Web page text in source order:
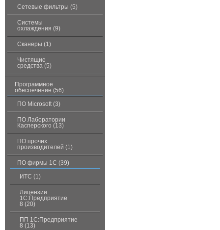
Сетевые фильтры (5)
Системы
охлаждения (9)
Сканеры (1)
Чистящие
средства (5)
Программное
обеспечение (56)
ПО Microsoft (3)
ПО Лаборатории
Касперского (13)
ПО прочих
производителей (1)
ПО фирмы 1С (39)
ИТС (1)
Лицензии
1С:Предприятие
8 (20)
ПП 1С:Предприятие
8 (13)